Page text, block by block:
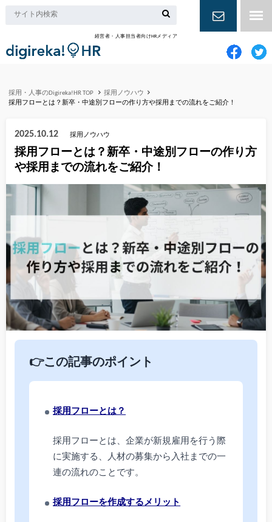
経営者・人事担当者向けHRメディア
お問い合
採用・人事のDigireka!HR TOP
採用ノウハウ
採用フローとは？新卒・中途別フローの作り方や採用までの流れをご紹介！
2025.10.12 採用ノウハウ
採用フローとは？新卒・中途別フローの作り方
や採用までの流れをご紹介！
👉この記事のポイント
採用フローとは？
採用フローとは、企業が新規雇用を行う際
に実施する、人材の募集から入社までの一
連の流れのことです。
採用フローを作成するメリット